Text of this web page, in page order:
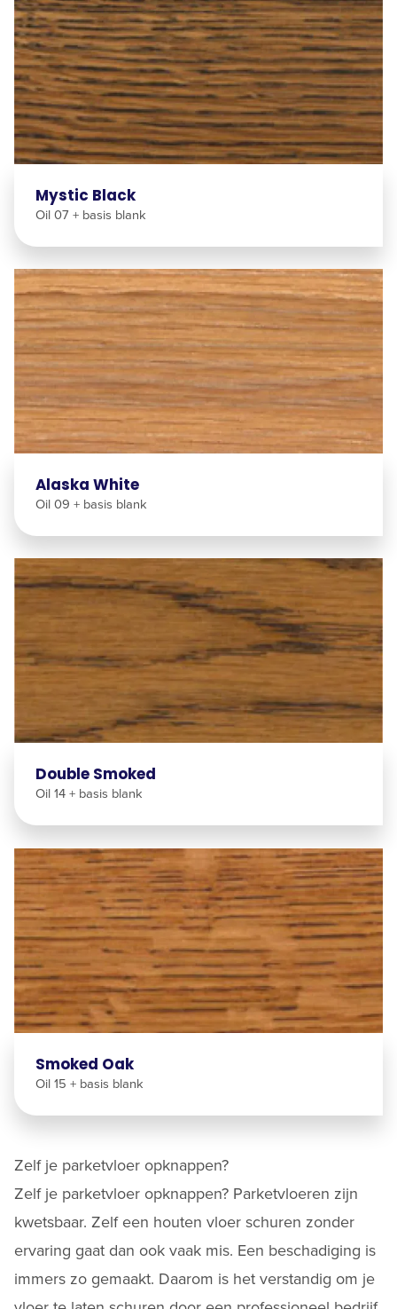
Mystic Black
Oil 07 + basis blank
Alaska White
Oil 09 + basis blank
Double Smoked
Oil 14 + basis blank
Smoked Oak
Oil 15 + basis blank
Zelf je parketvloer opknappen?
Zelf je parketvloer opknappen? Parketvloeren zijn
kwetsbaar. Zelf een houten vloer schuren zonder
ervaring gaat dan ook vaak mis. Een beschadiging is
immers zo gemaakt. Daarom is het verstandig om je